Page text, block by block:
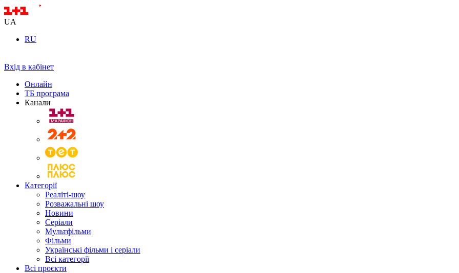
UA
RU
Вхід в кабінет
Онлайн
ТБ програма
Канали
Категорії
Реаліті-шоу
Розважальні шоу
Новини
Серіали
Мультфільми
Фільми
Українські фільми і серіали
Всі категорії
Всі проєкти